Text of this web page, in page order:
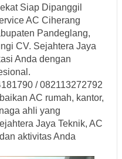
Siap Dipanggil
AC Ciherang
Pandeglang,
CV. Sejahtera Jaya
Anda dengan
/ 082113272792
AC rumah, kantor,
ahli yang
Jaya Teknik, AC
aktivitas Anda